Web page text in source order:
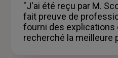
étoiles
"J'ai été reçu par M.
fait preuve de
fourni des explications
recherché la meilleure